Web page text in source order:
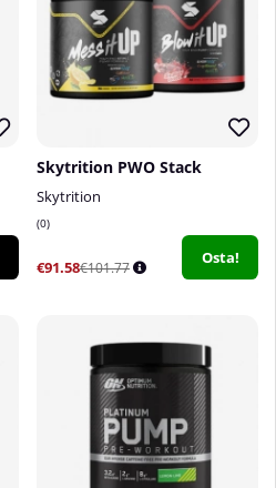
Skytrition PWO Stack
Skytrition
0
€91.58€101.77
Osta!